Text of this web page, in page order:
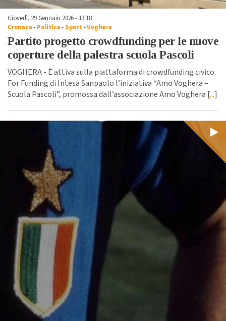
Giovedì, 29 Gennaio 2026 - 13:18
Cronaca- Politica-Sport -Voghera
Partito progetto crowdfunding per le nuove
coperture della palestra scuola Pascoli
VOGHERA - È attiva sulla piattaforma di crowdfunding civico
For Funding di Intesa Sanpaolo l’iniziativa “Amo Voghera –
Scuola Pascoli”, promossa dall’associazione Amo Voghera [...]